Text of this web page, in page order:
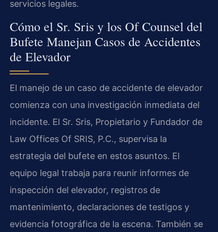
servicios legales.
Cómo el Sr. Sris y los Of Counsel del
Bufete Manejan Casos de Accidentes
de Elevador
El manejo de un caso de accidente de elevador
comienza con una investigación inmediata del
incidente. El Sr. Sris, Propietario y Fundador de
Law Offices Of SRIS, P.C., supervisa la
estrategia del bufete en estos asuntos. El
equipo legal trabaja para reunir informes de
inspección del elevador, registros de
mantenimiento, declaraciones de testigos y
evidencia fotográfica de la escena. También se